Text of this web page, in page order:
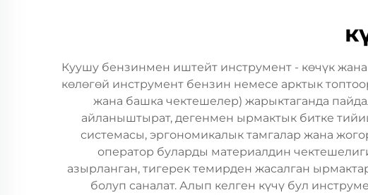
Куушу бензинмен иштейт инструмент - көчүк
көлөгөй инструмент бензин немесе арктык
жана башка чектешелер) жарыктаганда
айланыштырат, дегенмен ырмактык битке
системасы, эргономикалык тамгалар жана
оператор буларды материалдин
азырланган, тигерек темирден жасалган
болуп саналат. Алып келген күчү бул